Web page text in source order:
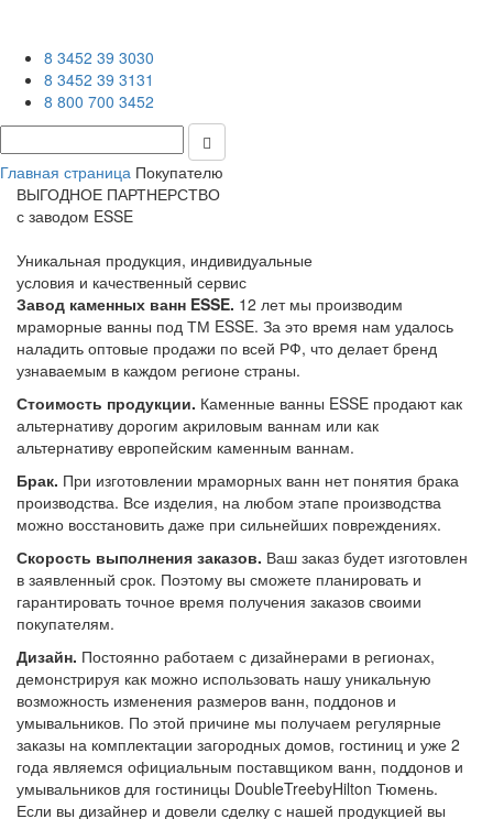
8 3452 39 3030
8 3452 39 3131
8 800 700 3452
Главная страница Покупателю
ВЫГОДНОЕ ПАРТНЕРСТВО
с заводом ESSE
Уникальная продукция, индивидуальные
условия и качественный сервис
Завод каменных ванн ESSE. 12 лет мы производим
мраморные ванны под ТМ ESSE. За это время нам удалось
наладить оптовые продажи по всей РФ, что делает бренд
узнаваемым в каждом регионе страны.
Стоимость продукции. Каменные ванны ESSE продают как
альтернативу дорогим акриловым ваннам или как
альтернативу европейским каменным ваннам.
Брак. При изготовлении мраморных ванн нет понятия брака
производства. Все изделия, на любом этапе производства
можно восстановить даже при сильнейших повреждениях.
Скорость выполнения заказов. Ваш заказ будет изготовлен
в заявленный срок. Поэтому вы сможете планировать и
гарантировать точное время получения заказов своими
покупателям.
Дизайн. Постоянно работаем с дизайнерами в регионах,
демонстрируя как можно использовать нашу уникальную
возможность изменения размеров ванн, поддонов и
умывальников. По этой причине мы получаем регулярные
заказы на комплектации загородных домов, гостиниц и уже 2
года являемся официальным поставщиком ванн, поддонов и
умывальников для гостиницы DoubleTreebyHilton Тюмень.
Если вы дизайнер и довели сделку с нашей продукцией вы